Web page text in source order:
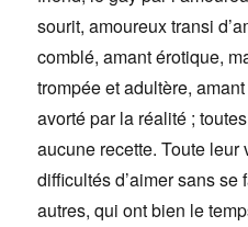
sourit, amoureux transi
comblé, amant érotique,
trompée et adultère,
avorté par la réalité ;
aucune recette. Toute
difficultés d’aimer sans
autres, qui ont bien le